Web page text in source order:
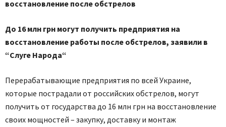
восстановление после обстрелов
До 16 млн грн могут получить предприятия на
восстановление работы после обстрелов, заявили в
“Слуге Народа“
Перерабатывающие предприятия по всей Украине,
которые пострадали от российских обстрелов, могут
получить от государства до 16 млн грн на восстановление
своих мощностей – закупку, доставку и монтаж